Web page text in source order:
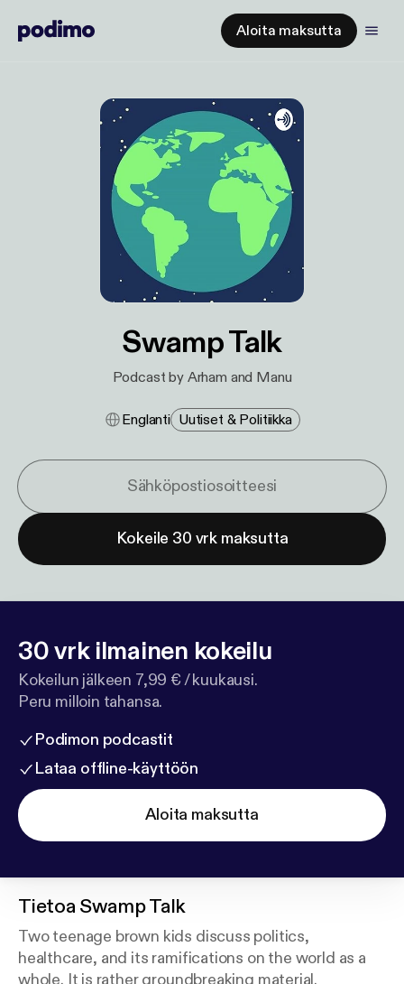
Aloita maksutta
Swamp Talk
Podcast by Arham and Manu
Englanti Uutiset & Politiikka
Kokeile 30 vrk maksutta
30 vrk ilmainen kokeilu
Kokeilun jälkeen 7,99 € / kuukausi.
Peru milloin tahansa.
Podimon podcastit
Lataa offline-käyttöön
Aloita maksutta
Tietoa Swamp Talk
Two teenage brown kids discuss politics,
healthcare, and its ramifications on the world as a